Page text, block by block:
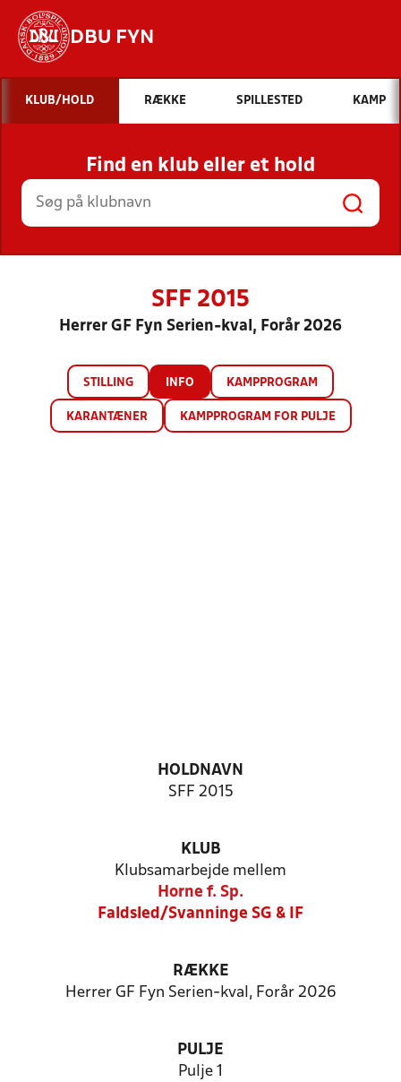
DBU FYN
Hvad vil du søge efter?
INDHOLD OG NYHEDER
STILLINGER, RESULTATER, KLUBBER OG
HOLD
KLUB/HOLD RÆKKE SPILLESTED KAMP
Find en klub eller et hold
SFF 2015
Herrer GF Fyn Serien-kval, Forår 2026
STILLING INFO KAMPPROGRAM
KARANTÆNER KAMPPROGRAM FOR PULJE
HOLDNAVN
SFF 2015
KLUB
Klubsamarbejde mellem
Horne f. Sp.
Faldsled/Svanninge SG & IF
RÆKKE
Herrer GF Fyn Serien-kval, Forår 2026
PULJE
Pulje 1